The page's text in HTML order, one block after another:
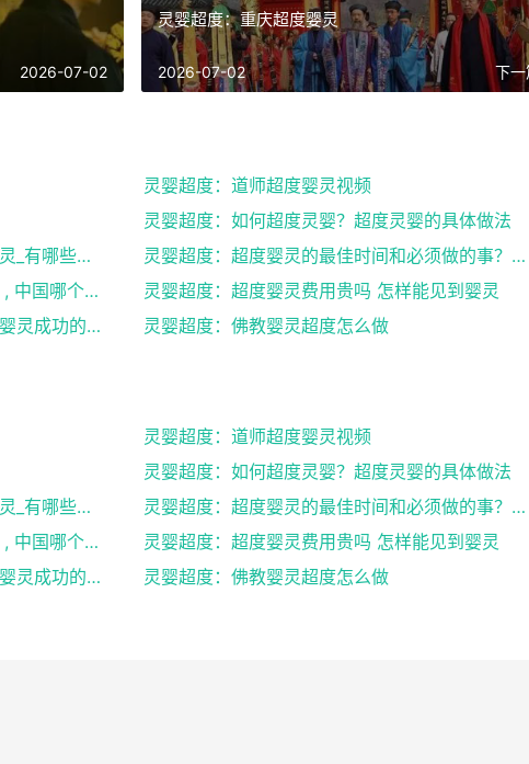
2026-07-02
灵婴超度：重庆超度婴灵
下
2026-07-02
灵婴超度：道师超度婴灵视频
灵婴超度：如何超度灵婴？超度灵婴的具体做法
灵婴超度：道人说坠胎后怎样超度婴灵_有哪些方法可
灵婴超度：超度婴灵的最佳时间和必须做的事？婴灵超度...
灵婴超度：网上找人超度婴灵可以吗 , 中国哪个寺庙...
灵婴超度：超度婴灵费用贵吗 怎样能见到婴灵
灵婴超度：道教法事做法之后的超度婴灵成功的征兆
灵婴超度：佛教婴灵超度怎么做
灵婴超度：道师超度婴灵视频
灵婴超度：如何超度灵婴？超度灵婴的具体做法
灵婴超度：道人说坠胎后怎样超度婴灵_有哪些方法可
灵婴超度：超度婴灵的最佳时间和必须做的事？婴灵超度...
灵婴超度：网上找人超度婴灵可以吗 , 中国哪个寺庙...
灵婴超度：超度婴灵费用贵吗 怎样能见到婴灵
灵婴超度：道教法事做法之后的超度婴灵成功的征兆
灵婴超度：佛教婴灵超度怎么做